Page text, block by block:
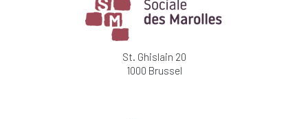
St. Ghislain 20
1000 Brussel